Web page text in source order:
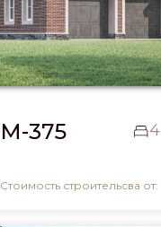
M-375 4
Стоимость строительсва от: